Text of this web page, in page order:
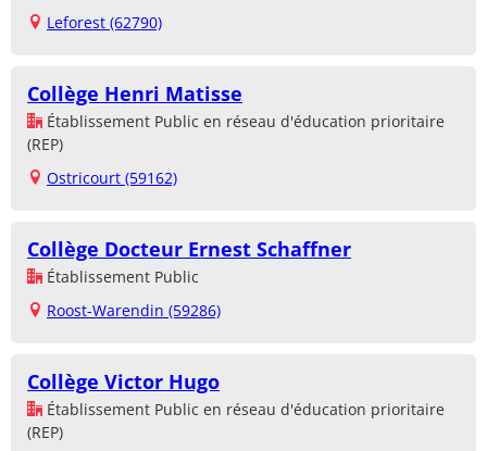
Leforest (62790)
Collège Henri Matisse
Établissement Public en réseau d'éducation prioritaire
(REP)
Ostricourt (59162)
Collège Docteur Ernest Schaffner
Établissement Public
Roost-Warendin (59286)
Collège Victor Hugo
Établissement Public en réseau d'éducation prioritaire
(REP)